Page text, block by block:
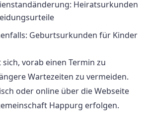
Heiratsurkunden
Geburtsurkunden für Kinder
sich, vorab einen Termin zu
Wartezeiten zu vermeiden.
oder online über die Webseite
Happurg erfolgen.